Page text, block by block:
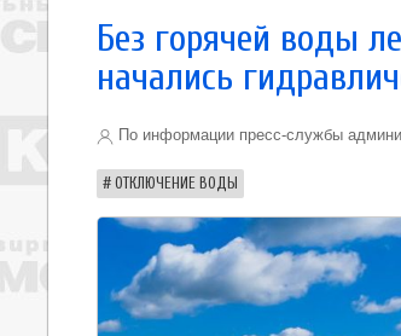
Без горячей воды
начались
По информации пресс-службы
ОТКЛЮЧЕНИЕ ВОДЫ